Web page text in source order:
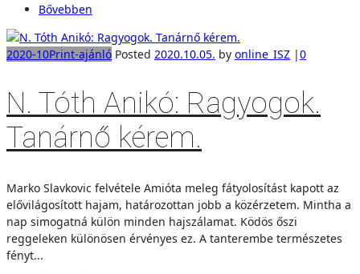
Bővebben
2020-10Print-ajánló Posted 2020.10.05. by online_ISZ |0
N. Tóth Anikó: Ragyogok.
Tanárnő kérem.
Marko Slavkovic felvétele Amióta meleg fátyolosítást kapott az
elővilágosított hajam, határozottan jobb a közérzetem. Mintha a
nap simogatná külön minden hajszálamat. Ködös őszi
reggeleken különösen érvényes ez. A tanterembe természetes
fényt...